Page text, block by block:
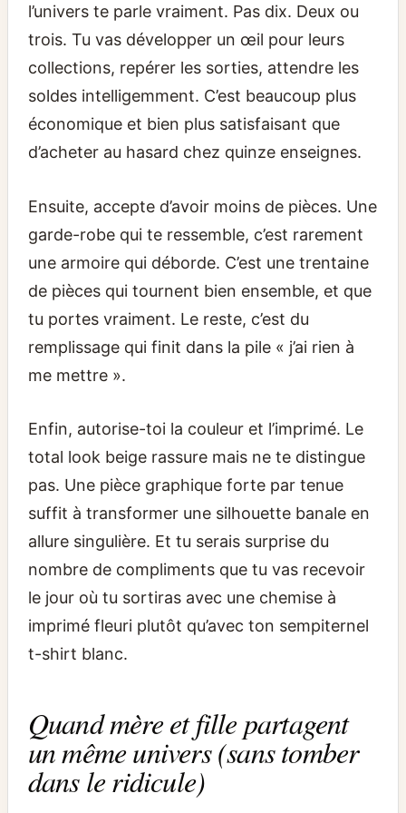
l’univers te parle vraiment. Pas dix. Deux ou
trois. Tu vas développer un œil pour leurs
collections, repérer les sorties, attendre les
soldes intelligemment. C’est beaucoup plus
économique et bien plus satisfaisant que
d’acheter au hasard chez quinze enseignes.
Ensuite, accepte d’avoir moins de pièces. Une
garde-robe qui te ressemble, c’est rarement
une armoire qui déborde. C’est une trentaine
de pièces qui tournent bien ensemble, et que
tu portes vraiment. Le reste, c’est du
remplissage qui finit dans la pile « j’ai rien à
me mettre ».
Enfin, autorise-toi la couleur et l’imprimé. Le
total look beige rassure mais ne te distingue
pas. Une pièce graphique forte par tenue
suffit à transformer une silhouette banale en
allure singulière. Et tu serais surprise du
nombre de compliments que tu vas recevoir
le jour où tu sortiras avec une chemise à
imprimé fleuri plutôt qu’avec ton sempiternel
t-shirt blanc.
Quand mère et fille partagent
un même univers (sans tomber
dans le ridicule)